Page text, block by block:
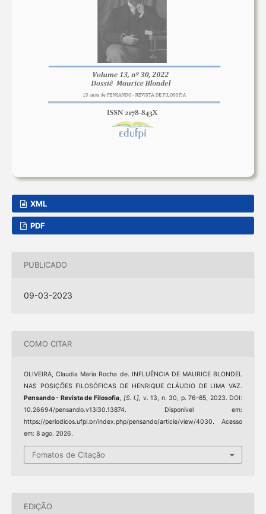
XML
PDF
PUBLICADO
09-03-2023
COMO CITAR
OLIVEIRA, Claudia Maria Rocha de. INFLUÊNCIA DE MAURICE BLONDEL
NAS POSIÇÕES FILOSÓFICAS DE HENRIQUE CLÁUDIO DE LIMA VAZ.
Pensando - Revista de Filosofia, [S. l.], v. 13, n. 30, p. 76–85, 2023. DOI:
10.26694/pensando.v13i30.13874. Disponível em:
https://periodicos.ufpi.br/index.php/pensando/article/view/4030. Acesso
em: 8 ago. 2026.
Fomatos de Citação
EDIÇÃO